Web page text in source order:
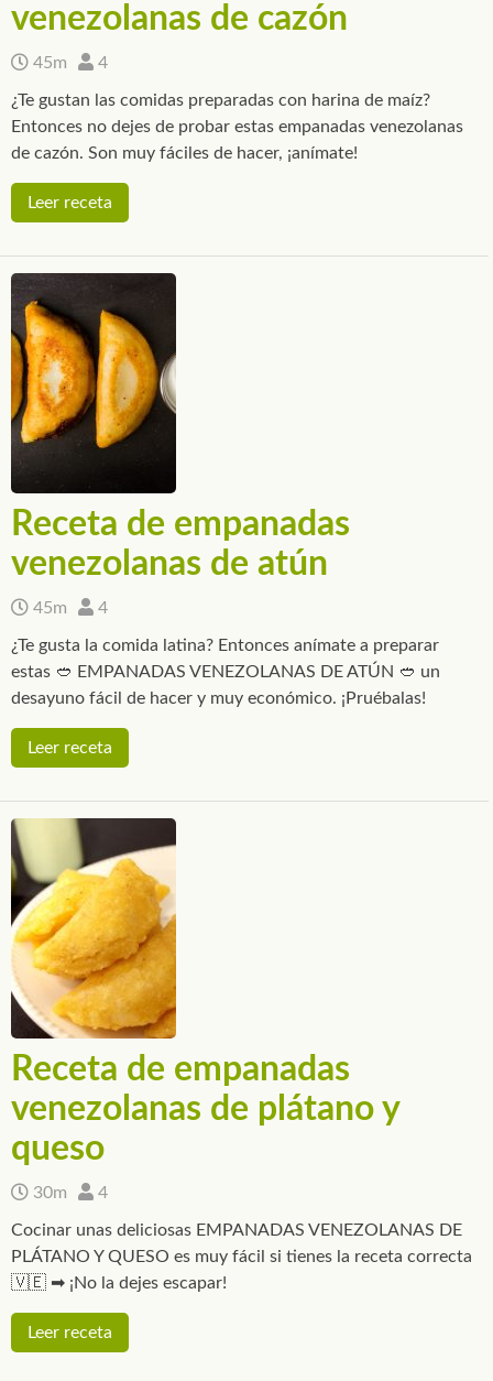
venezolanas de cazón
45m 4
¿Te gustan las comidas preparadas con harina de maíz?
Entonces no dejes de probar estas empanadas venezolanas
de cazón. Son muy fáciles de hacer, ¡anímate!
Leer receta
Receta de empanadas
venezolanas de atún
45m 4
¿Te gusta la comida latina? Entonces anímate a preparar
estas 🥙 EMPANADAS VENEZOLANAS DE ATÚN 🥙 un
desayuno fácil de hacer y muy económico. ¡Pruébalas!
Leer receta
Receta de empanadas
venezolanas de plátano y
queso
30m 4
Cocinar unas deliciosas EMPANADAS VENEZOLANAS DE
PLÁTANO Y QUESO es muy fácil si tienes la receta correcta
🇻🇪 ➡ ¡No la dejes escapar!
Leer receta